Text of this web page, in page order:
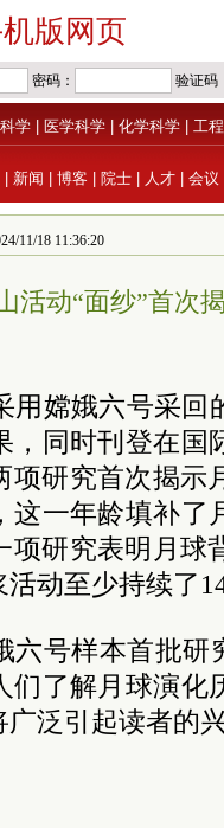
版网页
学 医学科学 化学科学 工
新闻 博客 院士 人才 会议
11/18 11:36:20
活动“面纱”首次
用嫦娥六号采回
，同时刊登在国
项研究首次揭示
这一年龄填补了
项研究表明月球
动至少持续了
六号样本首批研
们了解月球演化
泛引起读者的